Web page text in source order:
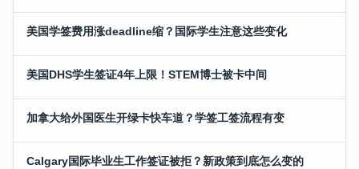
美国学签费用涨deadline缩？国际学生注意这些变化
美国DHS学生签证4年上限！STEM博士被卡中间
加拿大给外国医生开绿卡快车道？学签工签流程有变
Calgary国际毕业生工作签证被拒？新政策到底怎么变的